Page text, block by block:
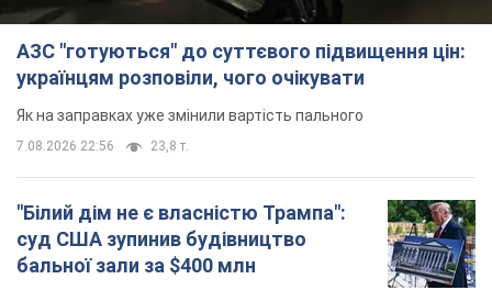
АЗС "готуються" до суттєвого підвищення цін:
українцям розповіли, чого очікувати
Як на заправках уже змінили вартість пального
7.08.2026 22:56 23,8 т.
"Білий дім не є власністю Трампа":
суд США зупинив будівництво
бальної зали за $400 млн